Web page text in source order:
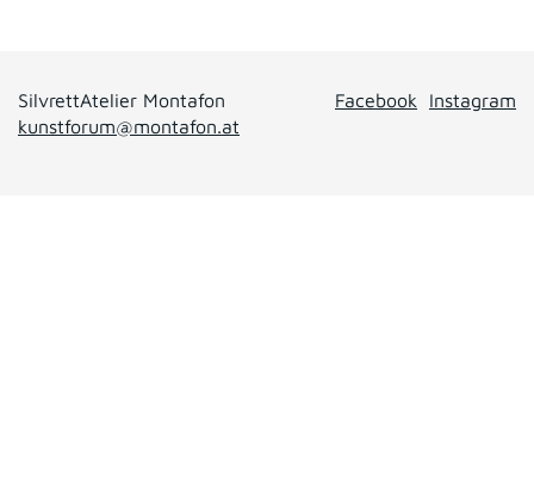
SilvrettAtelier Montafon
kunstforum@montafon.at
Facebook Instagram